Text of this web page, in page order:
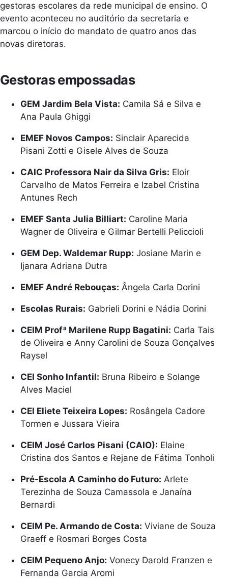
gestoras escolares da rede municipal de ensino. O
evento aconteceu no auditório da secretaria e
marcou o início do mandato de quatro anos das
novas diretoras.
Gestoras empossadas
GEM Jardim Bela Vista: Camila Sá e Silva e
Ana Paula Ghiggi
EMEF Novos Campos: Sinclair Aparecida
Pisani Zotti e Gisele Alves de Souza
CAIC Professora Nair da Silva Gris: Eloir
Carvalho de Matos Ferreira e Izabel Cristina
Antunes Rech
EMEF Santa Julia Billiart: Caroline Maria
Wagner de Oliveira e Gilmar Bertelli Peliccioli
GEM Dep. Waldemar Rupp: Josiane Marin e
Ijanara Adriana Dutra
EMEF André Rebouças: Ângela Carla Dorini
Escolas Rurais: Gabrieli Dorini e Nádia Dorini
CEIM Profª Marilene Rupp Bagatini: Carla Tais
de Oliveira e Anny Carolini de Souza Gonçalves
Raysel
CEI Sonho Infantil: Bruna Ribeiro e Solange
Alves Maciel
CEI Eliete Teixeira Lopes: Rosângela Cadore
Tormen e Jussara Vieira
CEIM José Carlos Pisani (CAIO): Elaine
Cristina dos Santos e Rejane de Fátima Tonholi
Pré-Escola A Caminho do Futuro: Arlete
Terezinha de Souza Camassola e Janaína
Bernardi
CEIM Pe. Armando de Costa: Viviane de Souza
Graeff e Rosmari Borges Costa
CEIM Pequeno Anjo: Vonecy Darold Franzen e
Fernanda Garcia Aromi